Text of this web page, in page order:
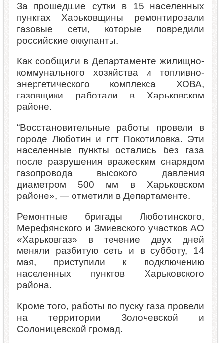
За прошедшие сутки в 15 населенных
пунктах Харьковщины ремонтировали
газовые сети, которые повредили
российские оккупанты.
Как сообщили в Департаменте жилищно-
коммунального хозяйства и топливно-
энергетического комплекса ХОВА,
газовщики работали в Харьковском
районе.
“Восстановительные работы провели в
городе Люботин и пгт Покотиловка. Эти
населенные пункты остались без газа
после разрушения вражеским снарядом
газопровода высокого давления
диаметром 500 мм в Харьковском
районе», — отметили в Департаменте.
Ремонтные бригады Люботинского,
Мерефянского и Змиевского участков АО
«Харьковгаз» в течение двух дней
меняли разбитую сеть и в субботу, 14
мая, приступили к подключению
населенных пунктов Харьковского
района.
Кроме того, работы по пуску газа провели
на территории Золочевской и
Солоницевской громад.